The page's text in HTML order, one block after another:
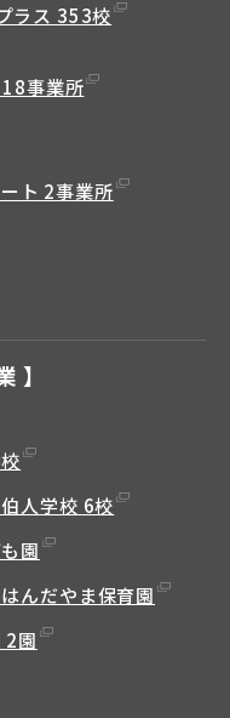
ラス 353校
事業所
ト 2事業所
】
人学校 6校
園
んだやま保育園
2園